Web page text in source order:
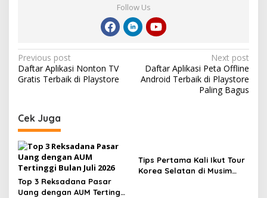
Follow Us
Post
navigation
Previous post
Daftar Aplikasi Nonton TV
Gratis Terbaik di Playstore
Next post
Daftar Aplikasi Peta Offline
Android Terbaik di Playstore
Paling Bagus
Cek Juga
Top 3 Reksadana Pasar
Uang dengan AUM Tertinggi
Tips Pertama Kali Ikut Tour
Korea Selatan di Musim